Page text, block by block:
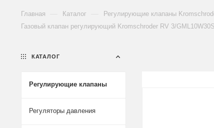
Главная Каталог Регулирующие клапаны
Газовый клапан регулирующий Kromschroder RV 3/
КАТАЛОГ
Регулирующие клапаны
Регуляторы давления